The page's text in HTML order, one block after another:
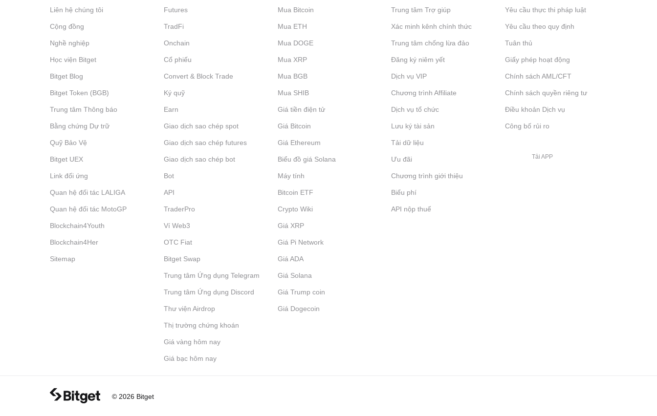
Liên hệ chúng tôi
Cộng đồng
Nghề nghiệp
Học viện Bitget
Bitget Blog
Bitget Token (BGB)
Trung tâm Thông báo
Bằng chứng Dự trữ
Quỹ Bảo Vệ
Bitget UEX
Link đối ứng
Quan hệ đối tác LALIGA
Quan hệ đối tác MotoGP
Blockchain4Youth
Blockchain4Her
Sitemap
Futures
TradFi
Onchain
Cổ phiếu
Convert & Block Trade
Ký quỹ
‌Earn
Giao dịch sao chép spot
Giao dịch sao chép futures
Giao dịch sao chép bot
Bot
API
TraderPro
Ví Web3
OTC Fiat
Bitget Swap
Trung tâm Ứng dụng Telegram
Trung tâm Ứng dụng Discord
Thư viện Airdrop
Thị trường chứng khoán
Giá vàng hôm nay
Giá bạc hôm nay
Mua Bitcoin
Mua ETH
Mua DOGE
Mua XRP
Mua BGB
Mua SHIB
Giá tiền điện tử
Giá Bitcoin
Giá Ethereum
Biểu đồ giá Solana
Máy tính
Bitcoin ETF
Crypto Wiki
Giá XRP
Giá Pi Network
Giá ADA
Giá Solana
Giá Trump coin
Giá Dogecoin
Trung tâm Trợ giúp
Xác minh kênh chính thức
Trung tâm chống lừa đảo
Đăng ký niêm yết
Dịch vụ VIP
Chương trình Affiliate
Dịch vụ tổ chức
Lưu ký tài sản
Tải dữ liệu
Ưu đãi
Chương trình giới thiệu
Biểu phí
API nộp thuế
Yêu cầu thực thi pháp luật
Yêu cầu theo quy định
Tuân thủ
Giấy phép hoạt động
Chính sách AML/CFT
Chính sách quyền riêng tư
Điều khoản Dịch vụ
Công bố rủi ro
Tải APP
© 2026 Bitget